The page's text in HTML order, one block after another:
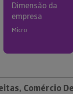
Dimensão da
empresa
Micro
Comércio